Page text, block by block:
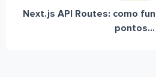
Next.js API Routes: como
pontos...